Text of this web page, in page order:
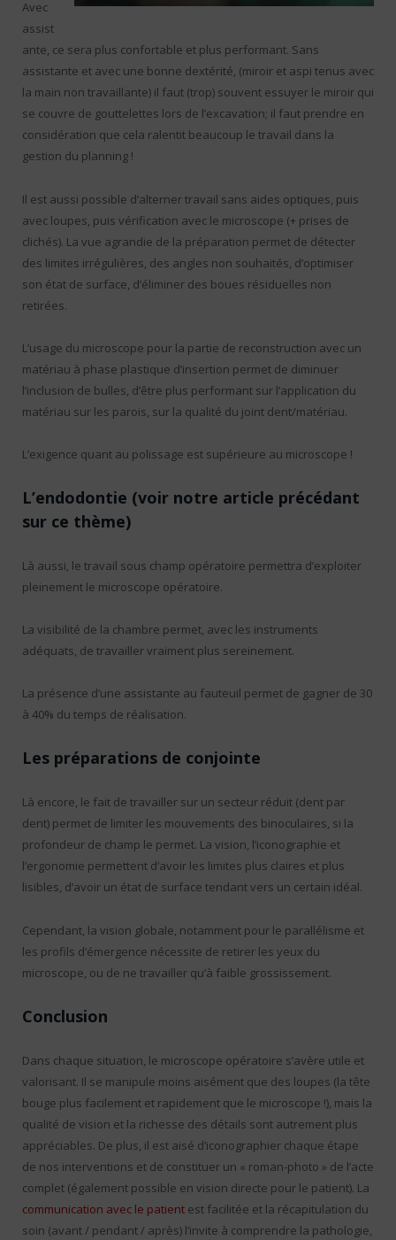
Avec
assist
ante, ce sera plus confortable et plus performant. Sans
assistante et avec une bonne dextérité, (miroir et aspi tenus avec
la main non travaillante) il faut (trop) souvent essuyer le miroir qui
se couvre de gouttelettes lors de l’excavation; il faut prendre en
considération que cela ralentit beaucoup le travail dans la
gestion du planning !
Il est aussi possible d’alterner travail sans aides optiques, puis
avec loupes, puis vérification avec le microscope (+ prises de
clichés). La vue agrandie de la préparation permet de détecter
des limites irrégulières, des angles non souhaités, d’optimiser
son état de surface, d’éliminer des boues résiduelles non
retirées.
L’usage du microscope pour la partie de reconstruction avec un
matériau à phase plastique d’insertion permet de diminuer
l’inclusion de bulles, d’être plus performant sur l’application du
matériau sur les parois, sur la qualité du joint dent/matériau.
L’exigence quant au polissage est supérieure au microscope !
L’endodontie (voir notre article précédant
sur ce thème)
Là aussi, le travail sous champ opératoire permettra d’exploiter
pleinement le microscope opératoire.
La visibilité de la chambre permet, avec les instruments
adéquats, de travailler vraiment plus sereinement.
La présence d’une assistante au fauteuil permet de gagner de 30
à 40% du temps de réalisation.
Les préparations de conjointe
Là encore, le fait de travailler sur un secteur réduit (dent par
dent) permet de limiter les mouvements des binoculaires, si la
profondeur de champ le permet. La vision, l’iconographie et
l’ergonomie permettent d’avoir les limites plus claires et plus
lisibles, d’avoir un état de surface tendant vers un certain idéal.
Cependant, la vision globale, notamment pour le parallélisme et
les profils d’émergence nécessite de retirer les yeux du
microscope, ou de ne travailler qu’à faible grossissement.
Conclusion
Dans chaque situation, le microscope opératoire s’avère utile et
valorisant. Il se manipule moins aisément que des loupes (la tête
bouge plus facilement et rapidement que le microscope !), mais la
qualité de vision et la richesse des détails sont autrement plus
appréciables. De plus, il est aisé d’iconographier chaque étape
de nos interventions et de constituer un « roman-photo » de l’acte
complet (également possible en vision directe pour le patient). La
communication avec le patient est facilitée et la récapitulation du
soin (avant / pendant / après) l’invite à comprendre la pathologie,